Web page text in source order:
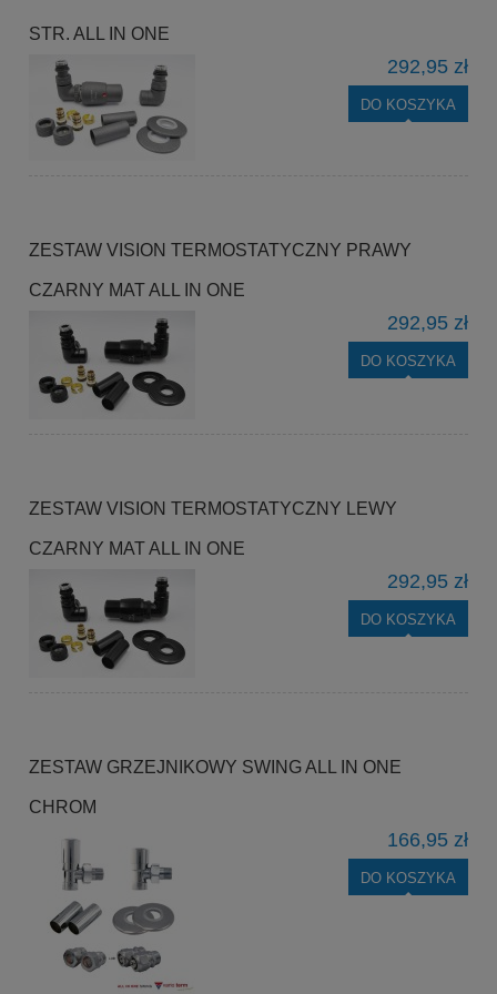
STR. ALL IN ONE
292,95 zł
DO KOSZYKA
ZESTAW VISION TERMOSTATYCZNY PRAWY
CZARNY MAT ALL IN ONE
292,95 zł
DO KOSZYKA
ZESTAW VISION TERMOSTATYCZNY LEWY
CZARNY MAT ALL IN ONE
292,95 zł
DO KOSZYKA
ZESTAW GRZEJNIKOWY SWING ALL IN ONE
CHROM
166,95 zł
DO KOSZYKA